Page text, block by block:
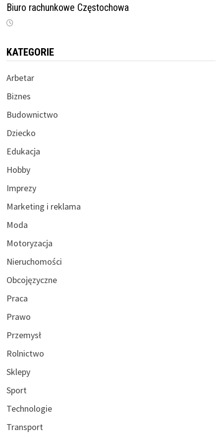
Biuro rachunkowe Częstochowa
KATEGORIE
Arbetar
Biznes
Budownictwo
Dziecko
Edukacja
Hobby
Imprezy
Marketing i reklama
Moda
Motoryzacja
Nieruchomości
Obcojęzyczne
Praca
Prawo
Przemysł
Rolnictwo
Sklepy
Sport
Technologie
Transport